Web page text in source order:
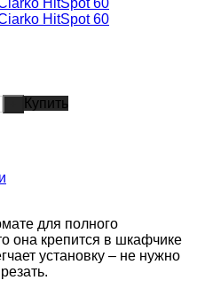
Купить
для полного
она крепится в шкафчике
установку – не нужно